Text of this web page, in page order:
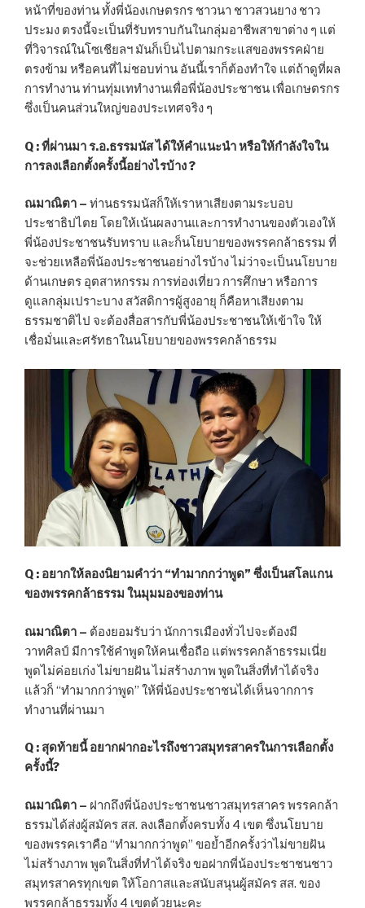
หน้าที่ของท่าน ทั้งพี่น้องเกษตรกร ชาวนา ชาวสวนยาง ชาว
ประมง ตรงนี้จะเป็นที่รับทราบกันในกลุ่มอาชีพสาขาต่าง ๆ แต่
ที่วิจารณ์ในโซเชียลฯ มันก็เป็นไปตามกระแสของพรรคฝ่าย
ตรงข้าม หรือคนที่ไม่ชอบท่าน อันนี้เราก็ต้องทำใจ แต่ถ้าดูที่ผล
การทำงาน ท่านทุ่มเททำงานเพื่อพี่น้องประชาชน เพื่อเกษตรกร
ซึ่งเป็นคนส่วนใหญ่ของประเทศจริง ๆ
Q :ที่ผ่านมา ร.อ.ธรรมนัส ได้ให้คำแนะนำ หรือให้กำลังใจใน
การลงเลือกตั้งครั้งนี้อย่างไรบ้าง?
ณมาณิตา – ท่านธรรมนัสก็ให้เราหาเสียงตามระบอบ
ประชาธิปไตย โดยให้เน้นผลงานและการทำงานของตัวเองให้
พี่น้องประชาชนรับทราบ และก็นโยบายของพรรคกล้าธรรม ที่
จะช่วยเหลือพี่น้องประชาชนอย่างไรบ้าง ไม่ว่าจะเป็นนโยบาย
ด้านเกษตร อุตสาหกรรม การท่องเที่ยว การศึกษา หรือการ
ดูแลกลุ่มเปราะบาง สวัสดิการผู้สูงอายุ ก็คือหาเสียงตาม
ธรรมชาติไป จะต้องสื่อสารกับพี่น้องประชาชนให้เข้าใจ ให้
เชื่อมั่นและศรัทธาในนโยบายของพรรคกล้าธรรม
Q : อยากให้ลองนิยามคำว่า “ทำมากกว่าพูด” ซึ่งเป็นสโลแกน
ของพรรคกล้าธรรม ในมุมมองของท่าน
ณมาณิตา – ต้องยอมรับว่า นักการเมืองทั่วไปจะต้องมี
วาทศิลป์ มีการใช้คำพูดให้คนเชื่อถือ แต่พรรคกล้าธรรมเนี่ย
พูดไม่ค่อยเก่ง ไม่ขายฝัน ไม่สร้างภาพ พูดในสิ่งที่ทำได้จริง
แล้วก็ “ทำมากกว่าพูด” ให้พี่น้องประชาชนได้เห็นจากการ
ทำงานที่ผ่านมา
Q : สุดท้ายนี้ อยากฝากอะไรถึงชาวสมุทรสาครในการเลือกตั้ง
ครั้งนี้?
ณมาณิตา – ฝากถึงพี่น้องประชาชนชาวสมุทรสาคร พรรคกล้า
ธรรมได้ส่งผู้สมัคร สส. ลงเลือกตั้งครบทั้ง 4 เขต ซึ่งนโยบาย
ของพรรคเราคือ “ทำมากกว่าพูด” ขอย้ำอีกครั้งว่าไม่ขายฝัน
ไม่สร้างภาพ พูดในสิ่งที่ทำได้จริง ขอฝากพี่น้องประชาชนชาว
สมุทรสาครทุกเขต ให้โอกาสและสนับสนุนผู้สมัคร สส. ของ
พรรคกล้าธรรมทั้ง 4 เขตด้วยนะคะ